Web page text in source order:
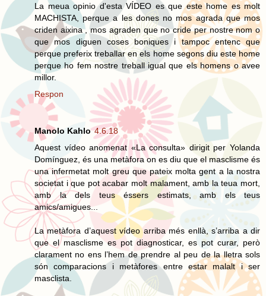
La meua opinio d'esta VÍDEO es que este home es molt
MACHISTA, perque a les dones no mos agrada que mos
criden aixina , mos agraden que no cride per nostre nom o
que mos diguen coses boniques i tampoc entenc que
perque preferix treballar en els home segons diu este home
perque ho fem nostre treball igual que els homens o avee
millor.
Respon
Manolo Kahlo 4.6.18
Aquest vídeo anomenat «La consulta» dirigit per Yolanda
Domínguez, és una metàfora on es diu que el masclisme és
una infermetat molt greu que pateix molta gent a la nostra
societat i que pot acabar molt malament, amb la teua mort,
amb la dels teus éssers estimats, amb els teus
amics/amigues...
La metàfora d’aquest vídeo arriba més enllà, s’arriba a dir
que el masclisme es pot diagnosticar, es pot curar, però
clarament no ens l’hem de prendre al peu de la lletra sols
són comparacions i metàfores entre estar malalt i ser
masclista.